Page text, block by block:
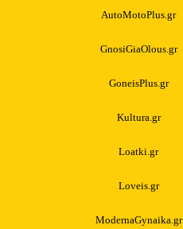
AutoMotoPlus.gr
GnosiGiaOlous.gr
GoneisPlus.gr
Kultura.gr
Loatki.gr
Loveis.gr
ModernaGynaika.gr